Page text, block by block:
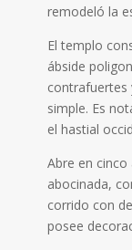
remodeló la
El templo
ábside
contrafuertes
simple. Es
el hastial
Abre en
abocinada,
corrido con
posee